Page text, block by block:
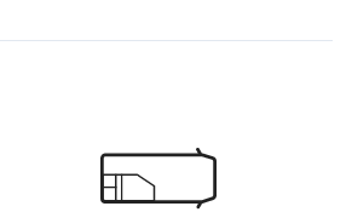
et très maniable.